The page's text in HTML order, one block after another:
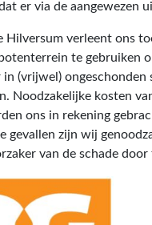
er via de aangewezen
Hilversum verleent ons
te gebruiken
in (vrijwel)
Noodzakelijke kosten
ons in rekening
gevallen zijn wij
van de schade door